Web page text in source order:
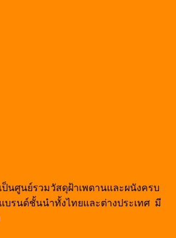
นศูนย์รวมวัสดุฝ้าเพดานและผนังครบ
บรนด์ชั้นนำทั้งไทยและต่างประเทศ มี